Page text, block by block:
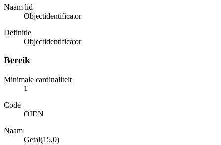
Naam lid
Objectidentificator
Definitie
Objectidentificator
Bereik
Minimale cardinaliteit
1
Code
OIDN
Naam
Getal(15,0)